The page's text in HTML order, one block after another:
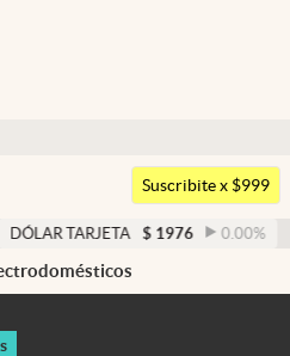
Argentina
Suscribite x $999
$ 1976 0.00% DÓLAR